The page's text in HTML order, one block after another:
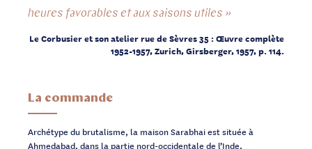
heures favorables et aux saisons utiles »
Le Corbusier et son atelier rue de Sèvres 35 : Œuvre complète
1952-1957, Zurich, Girsberger, 1957, p. 114.
La commande
Archétype du brutalisme, la maison Sarabhai est située à
Ahmedabad, dans la partie nord-occidentale de l’Inde,